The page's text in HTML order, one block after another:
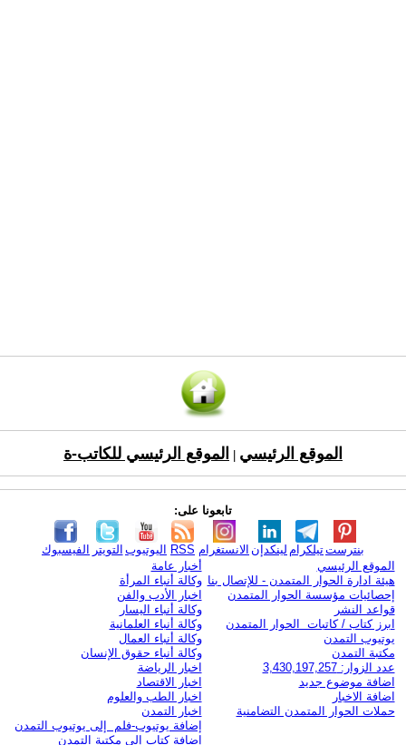
الموقع الرئيسي الموقع الرئيسي للكاتب-ة
تابعونا على:
الفيسبوك التويتر اليوتيوب RSS الانستغرام لينكدإن تيلكرامبنترست
الموقع الرئيسي
هيئة ادارة الحوار المتمدن - للإتصال بنا
إحصائيات مؤسسة الحوار المتمدن
قواعد النشر
ابرز كتاب / كاتبات الحوار المتمدن
يوتيوب التمدن
مكتبة التمدن
عدد الزوار: 3,430,197,257
اضافة موضوع جديد
اضافة الاخبار
حملات الحوار المتمدن التضامنية
أخبار عامة
وكالة أنباء المرأة
اخبار الأدب والفن
وكالة أنباء اليسار
وكالة أنباء العلمانية
وكالة أنباء العمال
وكالة أنباء حقوق الإنسان
اخبار الرياضة
اخبار الاقتصاد
اخبار الطب والعلوم
اخبار التمدن
إضافة يوتيوب-فلم إلى يوتيوب التمدن
إضافة كتاب إلى مكتبة التمدن